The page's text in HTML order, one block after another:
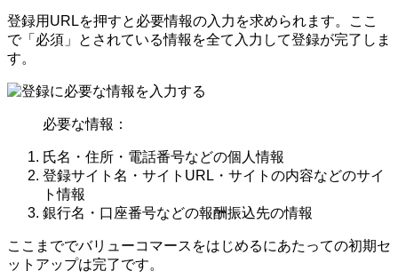
登録用URLを押すと必要情報の入力を求められます。ここ
で「必須」とされている情報を全て入力して登録が完了しま
す。
必要な情報：
氏名・住所・電話番号などの個人情報
登録サイト名・サイトURL・サイトの内容などのサイ
ト情報
銀行名・口座番号などの報酬振込先の情報
ここまででバリューコマースをはじめるにあたっての初期セ
ットアップは完了です。